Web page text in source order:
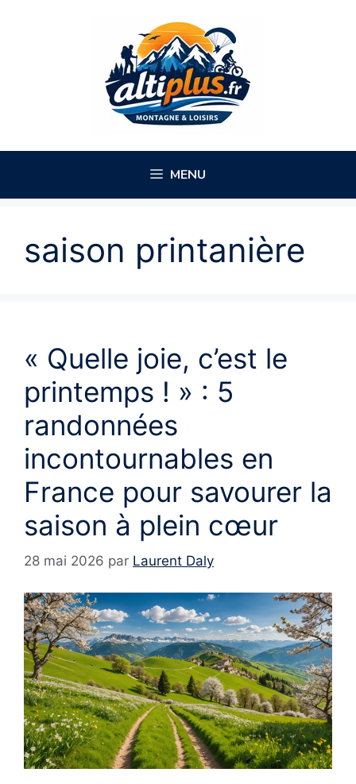
MENU
saison printanière
« Quelle joie, c’est le
printemps ! » : 5
randonnées
incontournables en
France pour savourer la
saison à plein cœur
28 mai 2026 par Laurent Daly